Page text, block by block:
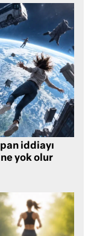
iddiayı
yok olur